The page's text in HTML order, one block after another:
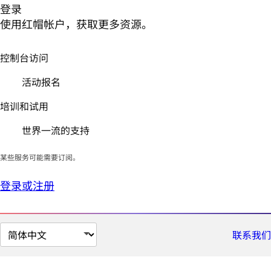
登录
使用红帽帐户，获取更多资源。
控制台访问
活动报名
培训和试用
世界一流的支持
某些服务可能需要订阅。
登录或注册
切
换
联系我们